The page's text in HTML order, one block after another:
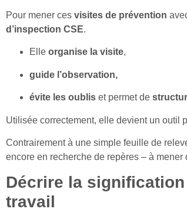
Pour mener ces visites de prévention
d’inspection CSE.
Elle organise la visite,
guide l’observation,
évite les oublis et permet de
Utilisée correctement, elle devient un outil
Contrairement à une simple feuille de
encore en recherche de repères – à
Décrire la
travail